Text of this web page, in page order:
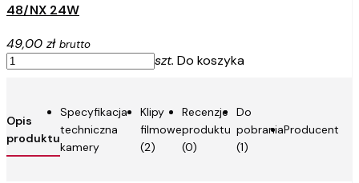
48/NX 24W
49,00 zł brutto
szt. Do koszyka
Opis
produktu
Do
pobrania
(1)
Specyfikacja
techniczna
kamery
Producent
Klipy
filmowe
(2)
Recenzje
produktu
(0)